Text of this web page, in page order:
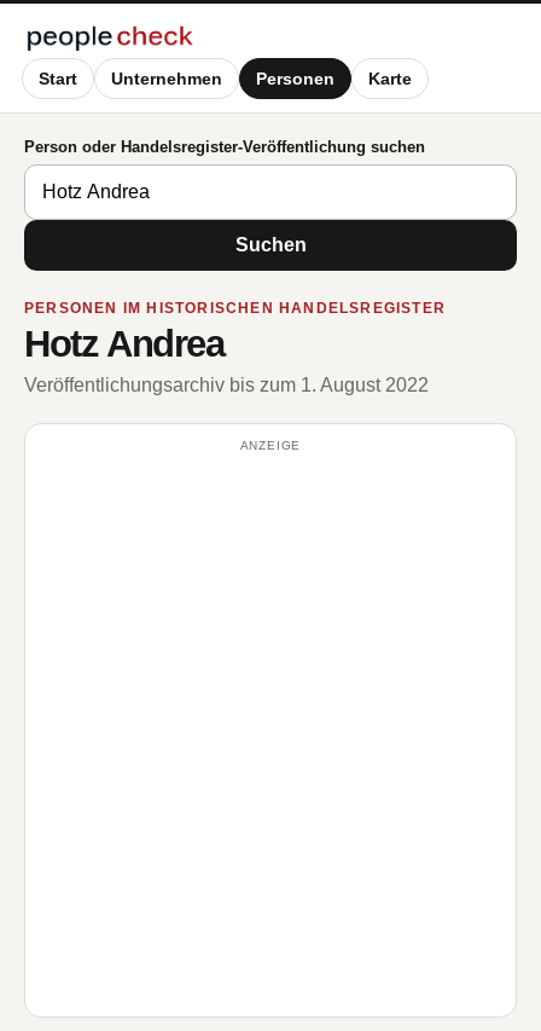
Start Unternehmen Personen Karte
Person oder Handelsregister-Veröffentlichung suchen
Suchen
PERSONEN IM HISTORISCHEN HANDELSREGISTER
Hotz Andrea
Veröffentlichungsarchiv bis zum 1. August 2022
ANZEIGE